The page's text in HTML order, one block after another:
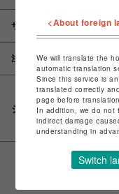
サイズ
注意事項
シェアする
<About foreign
We will translate the
automatic translation
Since this service is
translated correctly
page before
In addition, we do not
indirect damage
understanding in
Switch